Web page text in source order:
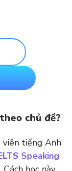
chủ đề?
viên tiếng Anh
Speaking